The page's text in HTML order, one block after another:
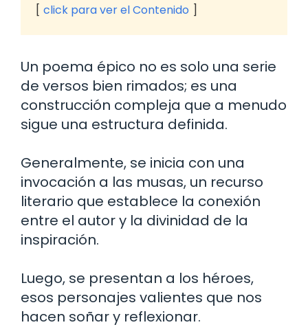
click para ver el Contenido
Un poema épico no es solo una serie
de versos bien rimados; es una
construcción compleja que a menudo
sigue una estructura definida.
Generalmente, se inicia con una
invocación a las musas, un recurso
literario que establece la conexión
entre el autor y la divinidad de la
inspiración.
Luego, se presentan a los héroes,
esos personajes valientes que nos
hacen soñar y reflexionar.